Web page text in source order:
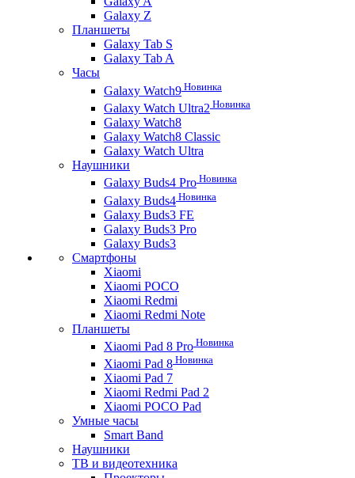
Galaxy Z
Планшеты
Galaxy Tab S
Galaxy Tab A
Часы
Galaxy Watch9 Новинка
Galaxy Watch Ultra2 Новинка
Galaxy Watch8
Galaxy Watch8 Classic
Galaxy Watch Ultra
Наушники
Galaxy Buds4 Pro Новинка
Galaxy Buds4 Новинка
Galaxy Buds3 FE
Galaxy Buds3 Pro
Galaxy Buds3
Смартфоны
Xiaomi
Xiaomi POCO
Xiaomi Redmi
Xiaomi Redmi Note
Планшеты
Xiaomi Pad 8 Pro Новинка
Xiaomi Pad 8 Новинка
Xiaomi Pad 7
Xiaomi Redmi Pad 2
Xiaomi POCO Pad
Умные часы
Smart Band
Наушники
ТВ и видеотехника